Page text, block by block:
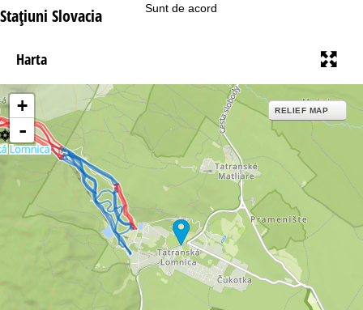
Sunt de acord
ă
Staţiuni Slovacia
Harta
+
-
RELIEF MAP